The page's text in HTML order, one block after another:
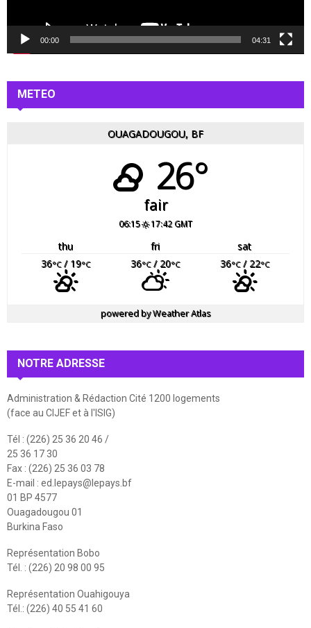
d
o
00:00 04:31
METEO
OUAGADOUGOU, BF
26°
fair
06:15 17:42 GMT
thu fri
sat
36°C/ 19°C 36°C/ 20°C 36°C/ 22°C
powered byWeather Atlas
NOTRE ADRESSE
Administration & Rédaction Cité 1200 logements
(face au CIJEF et à l'ISIG)
Tél : (226) 25 36 20 46 /
25 36 17 30
Fax : (226) 25 36 03 78
E-mail : ed.lepays@lepays.bf
01 BP 4577
Ouagadougou 01
Burkina Faso
Représentation Bobo
Tél. : (226) 20 98 00 95
Représentation Ouahigouya
Tél.: (226) 40 55 41 60